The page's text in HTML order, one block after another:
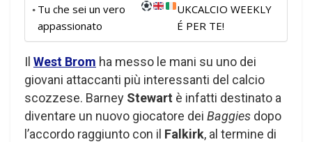
Tu che sei un vero
appassionato
UKCALCIO WEEKLY
É PER TE!
Il West Brom ha messo le mani su uno dei
giovani attaccanti più interessanti del calcio
scozzese. Barney Stewart è infatti destinato a
diventare un nuovo giocatore dei Baggies dopo
l’accordo raggiunto con il Falkirk, al termine di